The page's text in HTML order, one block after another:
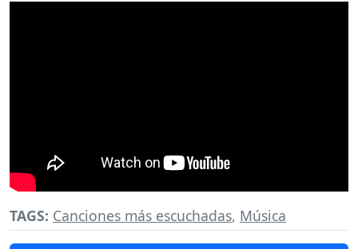
TAGS: Canciones más escuchadas, Música